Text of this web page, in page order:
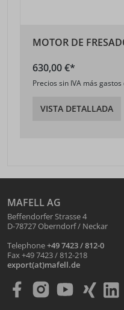
MOTOR DE
630,00 €*
Precios sin IVA más
VISTA DETALLADA
MAFELL AG
Beffendorfer Strasse 4
D-78727 Oberndorf / Neckar
Telephone+49 7423 / 812-0
Fax +49 7423 / 812-218
export(at)mafell.de